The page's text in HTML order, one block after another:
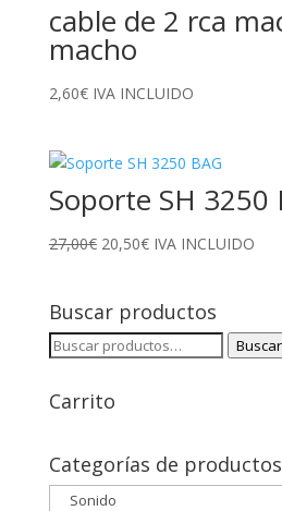
cable de 2 rca
macho
2,60€ IVA INCLUIDO
Soporte SH 3250
27,00€ El
era:
27,00€.
20,50€El
es:
20,50€.
IVA INCLUIDO
Buscar productos
Buscar
Buscar
Carrito
Categorías de productos